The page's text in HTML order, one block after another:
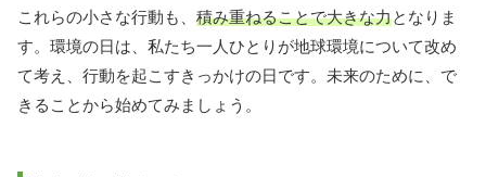
これらの小さな行動も、 積み重ねることで大きな力となりま
す。環境の日は、私たち一人ひとりが地球環境について改め
て考え、行動を起こすきっかけの日です。未来のために、で
きることから始めてみましょう。